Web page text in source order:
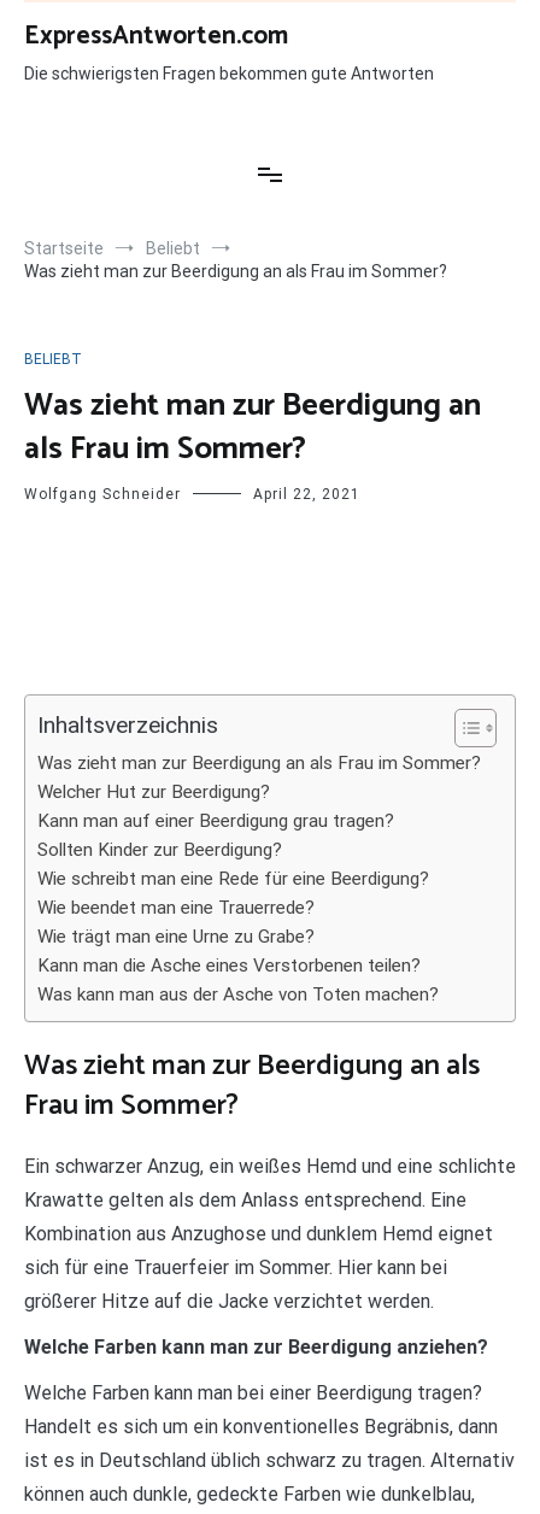
Zum
Inhalt
springen
ExpressAntworten.com
Die schwierigsten Fragen bekommen gute Antworten
Startseite
Beliebt
Was zieht man zur Beerdigung an als Frau im Sommer?
BELIEBT
Was zieht man zur Beerdigung an
als Frau im Sommer?
Wolfgang Schneider April 22, 2021
Inhaltsverzeichnis
Was zieht man zur Beerdigung an als Frau im Sommer?
Welcher Hut zur Beerdigung?
Kann man auf einer Beerdigung grau tragen?
Sollten Kinder zur Beerdigung?
Wie schreibt man eine Rede für eine Beerdigung?
Wie beendet man eine Trauerrede?
Wie trägt man eine Urne zu Grabe?
Kann man die Asche eines Verstorbenen teilen?
Was kann man aus der Asche von Toten machen?
Was zieht man zur Beerdigung an als
Frau im Sommer?
Ein schwarzer Anzug, ein weißes Hemd und eine schlichte
Krawatte gelten als dem Anlass entsprechend. Eine
Kombination aus Anzughose und dunklem Hemd eignet
sich für eine Trauerfeier im Sommer. Hier kann bei
größerer Hitze auf die Jacke verzichtet werden.
Welche Farben kann man zur Beerdigung anziehen?
Welche Farben kann man bei einer Beerdigung tragen?
Handelt es sich um ein konventionelles Begräbnis, dann
ist es in Deutschland üblich schwarz zu tragen. Alternativ
können auch dunkle, gedeckte Farben wie dunkelblau,